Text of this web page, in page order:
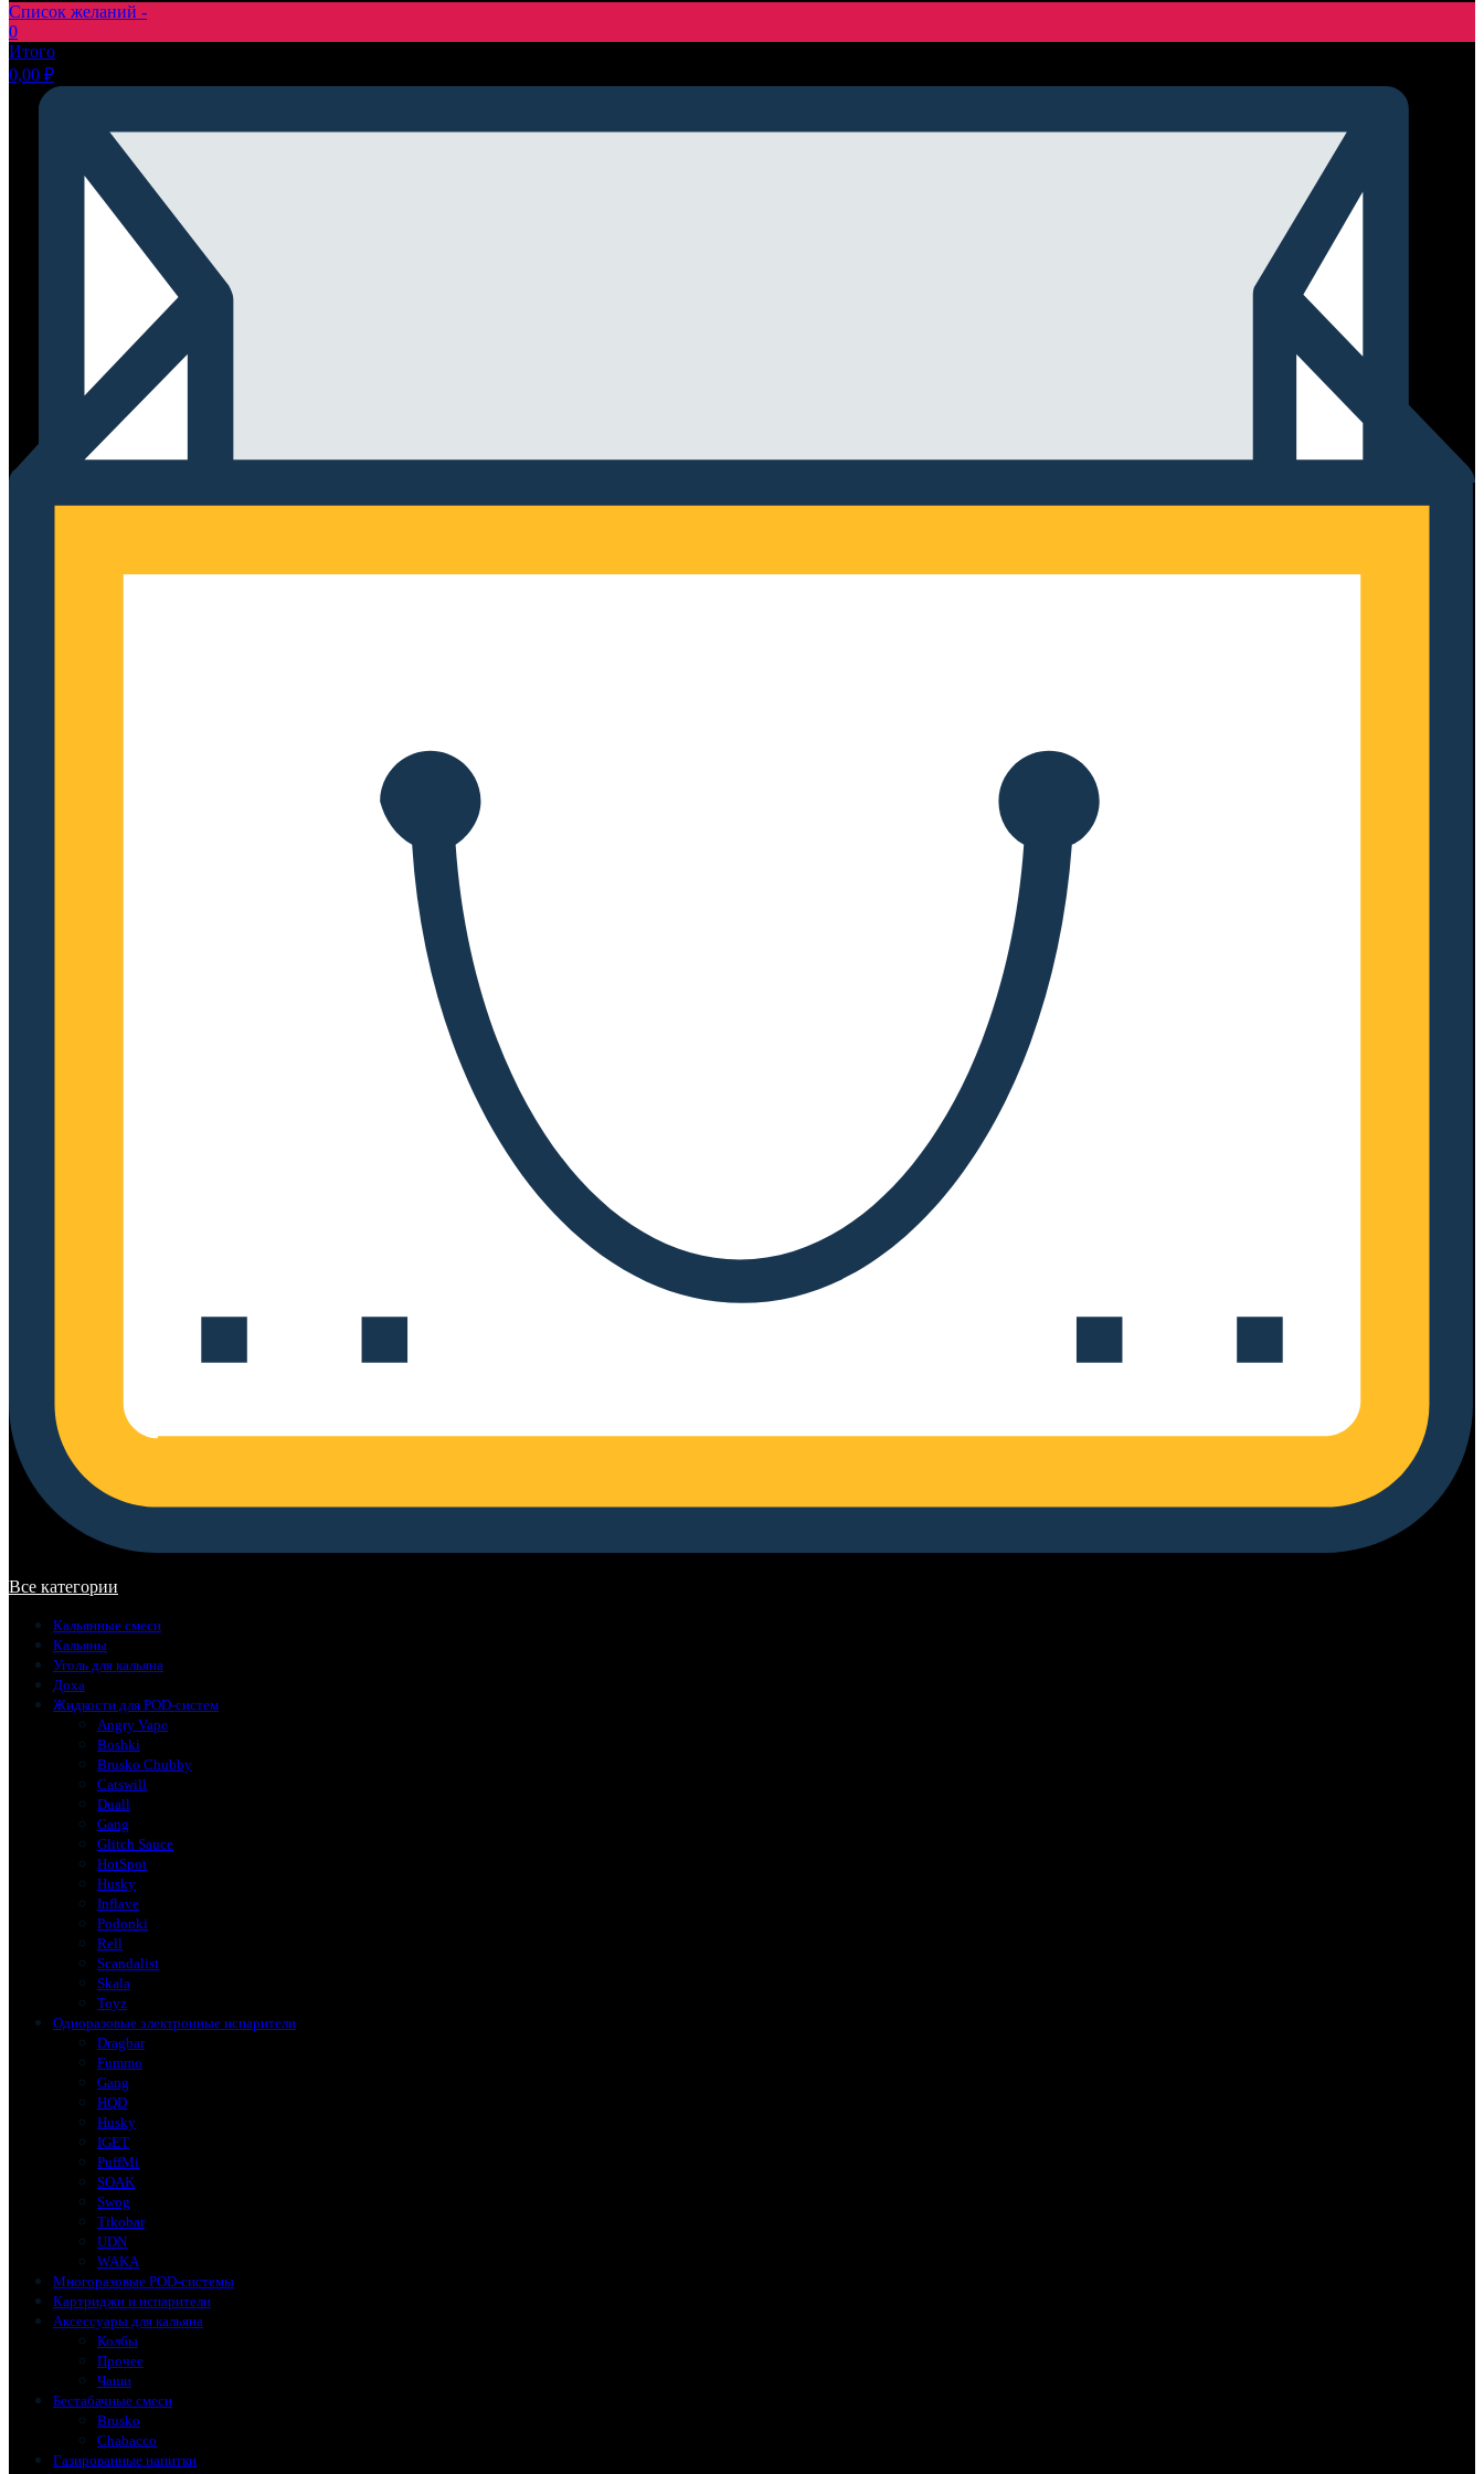
Список желаний -
0
Итого
0,00 ₽
Все категории
Кальянные смеси
Кальяны
Уголь для кальяна
Доха
Жидкости для POD-систем
Angry Vape
Boshki
Brusko Chubby
Catswill
Duall
Gang
Glitch Sauce
HotSpot
Husky
Inflave
Podonki
Rell
Scandalist
Skala
Toyz
Одноразовые электронные испарители
Dragbar
Fummo
Gang
HQD
Husky
IGET
PuffMi
SOAK
Swog
Tikobar
UDN
WAKA
Многоразовые POD-системы
Картриджи и испарители
Аксессуары для кальяна
Колбы
Прочее
Чаши
Бестабачные смеси
Brusko
Chabacco
Газированные напитки